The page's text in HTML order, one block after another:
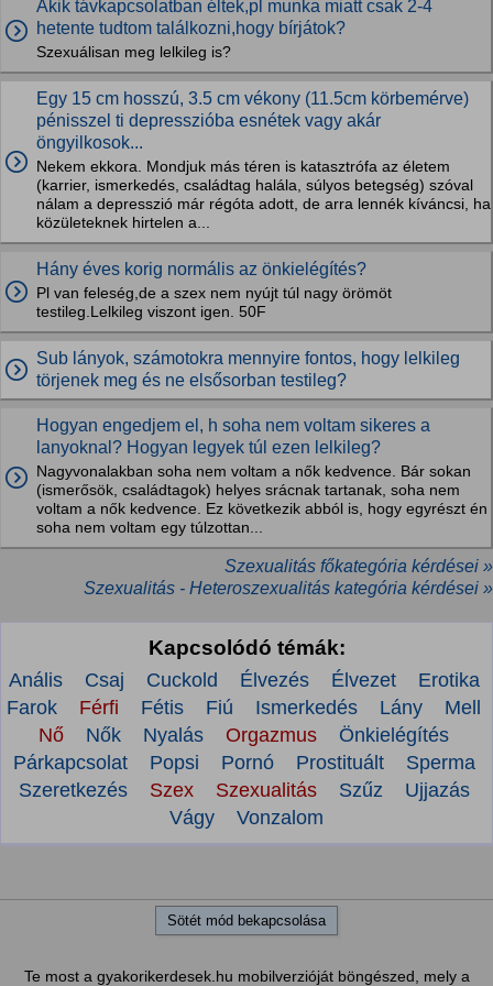
Akik távkapcsolatban éltek,pl munka miatt csak 2-4
hetente tudtom találkozni,hogy bírjátok?
Szexuálisan meg lelkileg is?
Egy 15 cm hosszú, 3.5 cm vékony (11.5cm körbemérve)
pénisszel ti depresszióba esnétek vagy akár
öngyilkosok...
Nekem ekkora. Mondjuk más téren is katasztrófa az életem
(karrier, ismerkedés, családtag halála, súlyos betegség) szóval
nálam a depresszió már régóta adott, de arra lennék kíváncsi, ha
közületeknek hirtelen a...
Hány éves korig normális az önkielégítés?
Pl van feleség,de a szex nem nyújt túl nagy örömöt
testileg.Lelkileg viszont igen. 50F
Sub lányok, számotokra mennyire fontos, hogy lelkileg
törjenek meg és ne elsősorban testileg?
Hogyan engedjem el, h soha nem voltam sikeres a
lanyoknal? Hogyan legyek túl ezen lelkileg?
Nagyvonalakban soha nem voltam a nők kedvence. Bár sokan
(ismerősök, családtagok) helyes srácnak tartanak, soha nem
voltam a nők kedvence. Ez következik abból is, hogy egyrészt én
soha nem voltam egy túlzottan...
Szexualitás főkategória kérdései »
Szexualitás - Heteroszexualitás kategória kérdései »
Kapcsolódó témák:
Anális Csaj Cuckold Élvezés Élvezet
Erotika
Farok
Férfi Fétis Fiú Ismerkedés Lány
Mell
Nő
Nők Nyalás Orgazmus
Önkielégítés
Párkapcsolat
Popsi Pornó Prostituált
Sperma
Szeretkezés
Szex Szexualitás Szűz
Ujjazás
Vágy
Vonzalom
Sötét mód bekapcsolása
Te most a gyakorikerdesek.hu mobilverzióját böngészed, mely a